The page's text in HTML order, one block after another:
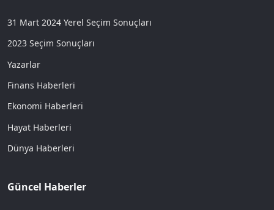
31 Mart 2024 Yerel Seçim Sonuçları
2023 Seçim Sonuçları
Yazarlar
Finans Haberleri
Ekonomi Haberleri
Hayat Haberleri
Dünya Haberleri
Güncel Haberler